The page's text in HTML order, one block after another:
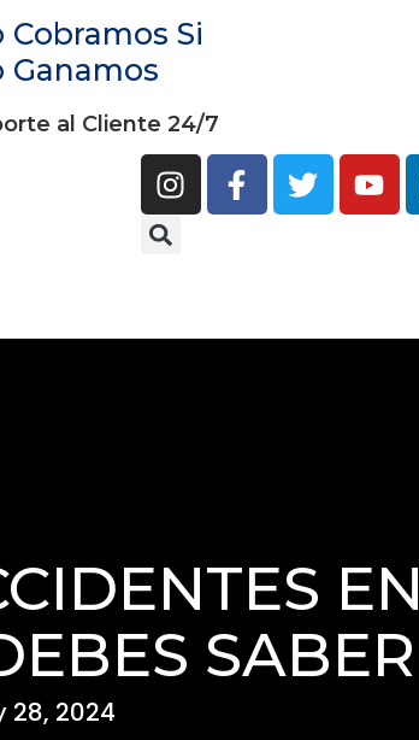
Cobramos Si
Ganamos
al Cliente 24/7
EN
SABER
28, 2024